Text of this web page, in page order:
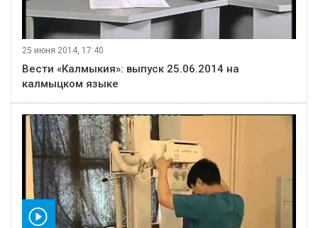
25 июня 2014, 17:40
Вести «Калмыкия»: выпуск 25.06.2014 на
калмыцком языке